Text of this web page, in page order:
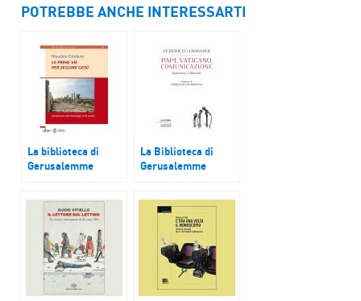
POTREBBE ANCHE INTERESSARTI
La biblioteca di
Gerusalemme
Introduzione alla
Patrologia (I-III
secolo)’ di Maurizio
Girolami
La Biblioteca di
Gerusalemme
esperienze e
riflessioni” di padre
Federico Lombardi